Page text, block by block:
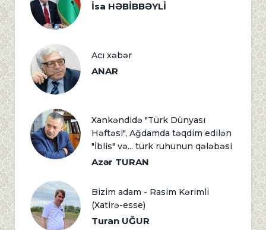
İsa HƏBİBBƏYLİ
Acı xəbər
ANAR
Xankəndidə "Türk Dünyası
Həftəsi", Ağdamda təqdim edilən
"İblis" və... türk ruhunun qələbəsi
Azər TURAN
Bizim adam - Rasim Kərimli
(Xatirə-esse)
Turan UĞUR